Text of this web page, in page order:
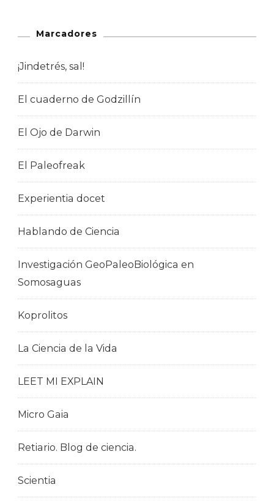
Marcadores
¡Jindetrés, sal!
El cuaderno de Godzillín
El Ojo de Darwin
El Paleofreak
Experientia docet
Hablando de Ciencia
Investigación GeoPaleoBiológica en
Somosaguas
Koprolitos
La Ciencia de la Vida
LEET MI EXPLAIN
Micro Gaia
Retiario. Blog de ciencia.
Scientia